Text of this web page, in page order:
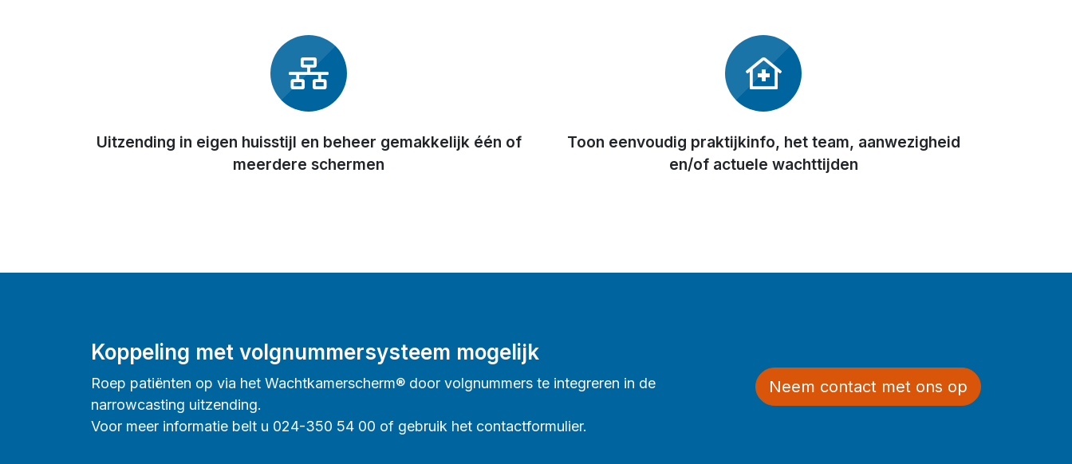
Uitzending in eigen huisstijl en beheer gemakkelijk één of
meerdere schermen
Toon eenvoudig praktijkinfo, het team, aanwezigheid
en/of actuele wachttijden
Koppeling met volgnummersysteem mogelijk
Roep patiënten op via het Wachtkamerscherm® door volgnummers te integreren in de
narrowcasting uitzending.
Voor meer informatie belt u 024-350 54 00 of gebruik het contactformulier.
Neem contact met ons op